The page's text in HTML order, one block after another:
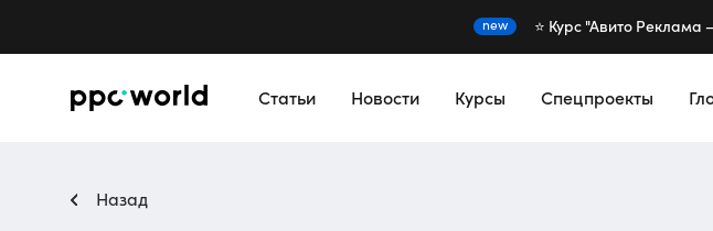
new ⭐️ Курс "Авито Реклама
Статьи Новости Курсы Спецпроекты
Назад